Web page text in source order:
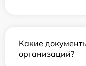
Какие
организаций?